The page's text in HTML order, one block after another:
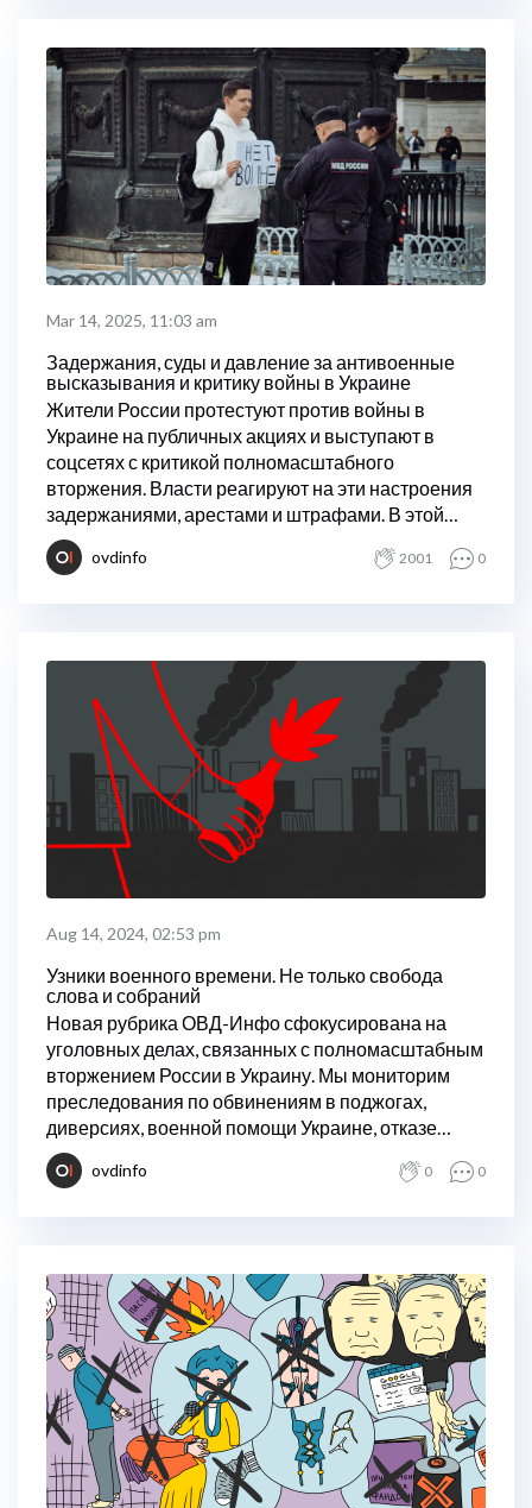
Mar 14, 2025, 11:03 am
Задержания, суды и давление за антивоенные
высказывания и критику войны в Украине
Жители России протестуют против войны в
Украине на публичных акциях и выступают в
соцсетях с критикой полномасштабного
вторжения. Власти реагируют на эти настроения
задержаниями, арестами и штрафами. В этой
хронике ОВД-Инфо рассказывает о случаях
административных и внесудебных
ovdinfo 2001 0
Aug 14, 2024, 02:53 pm
Узники военного времени. Не только свобода
слова и собраний
Новая рубрика ОВД-Инфо сфокусирована на
уголовных делах, связанных с полномасштабным
вторжением России в Украину. Мы мониторим
преследования по обвинениям в поджогах,
диверсиях, военной помощи Украине, отказе
воевать и других действиях.
ovdinfo 0 0